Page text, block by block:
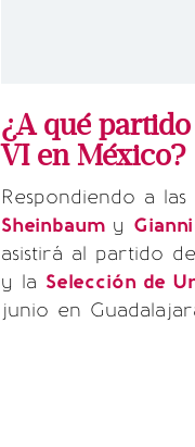
¿A qué
VI en México?
Respondiendo a
Sheinbaum y
asistirá al partido
y la Selección de
junio en